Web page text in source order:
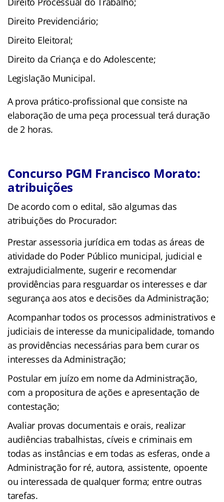
Direito Previdenciário;
Direito Eleitoral;
Direito da Criança e do Adolescente;
Legislação Municipal.
A prova prático-profissional que consiste na
elaboração de uma peça processual terá duração
de 2 horas.
Concurso PGM Francisco Morato:
atribuições
De acordo com o edital, são algumas das
atribuições do Procurador:
Prestar assessoria jurídica em todas as áreas de
atividade do Poder Público municipal, judicial e
extrajudicialmente, sugerir e recomendar
providências para resguardar os interesses e dar
segurança aos atos e decisões da Administração;
Acompanhar todos os processos administrativos e
judiciais de interesse da municipalidade, tomando
as providências necessárias para bem curar os
interesses da Administração;
Postular em juízo em nome da Administração,
com a propositura de ações e apresentação de
contestação;
Avaliar provas documentais e orais, realizar
audiências trabalhistas, cíveis e criminais em
todas as instâncias e em todas as esferas, onde a
Administração for ré, autora, assistente, opoente
ou interessada de qualquer forma; entre outras
tarefas.